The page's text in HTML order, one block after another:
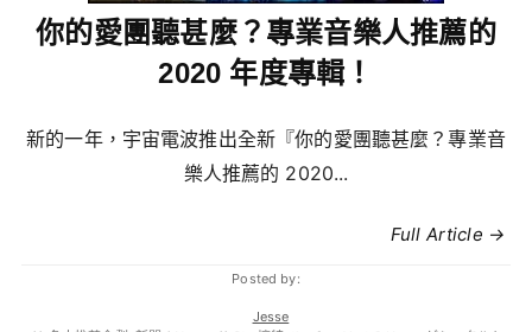
你的愛團聽甚麼？專業音樂人推薦的
2020 年度專輯！
新的一年，宇宙電波推出全新『你的愛團聽甚麼？專業音
樂人推薦的 2020...
Full Article →
Posted by:
Jesse